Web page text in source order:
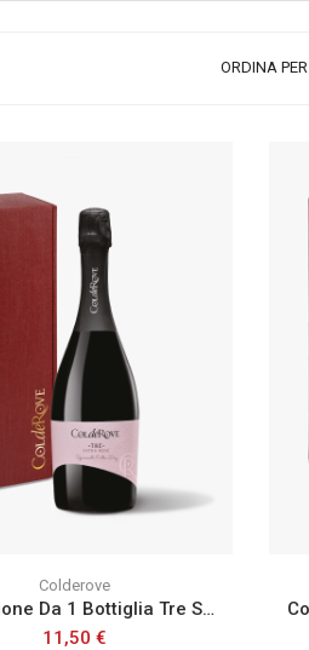
ORDINA PER
Colderove
Confezione Da 1 Bottiglia Tre Spumante Rosé Extra Dry
11,50 €